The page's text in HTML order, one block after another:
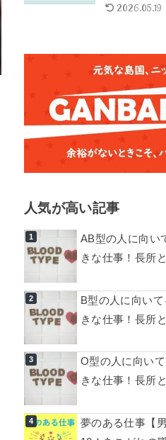
2026.05.19
人気が高い記事
AB型の人に向い
きな仕事！長所
B型の人に向い
きな仕事！長所
O型の人に向い
きな仕事！長所
夢のある仕事【